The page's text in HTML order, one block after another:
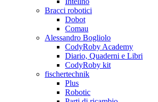
Bracci robotici
Dobot
Comau
Alessandro Bogliolo
CodyRoby Academy
Diario, Quaderni e Libri
CodyRoby kit
fischertechnik
Plus
Robotic